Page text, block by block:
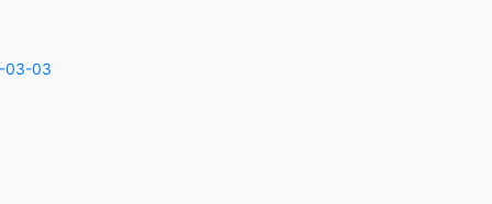
03-03